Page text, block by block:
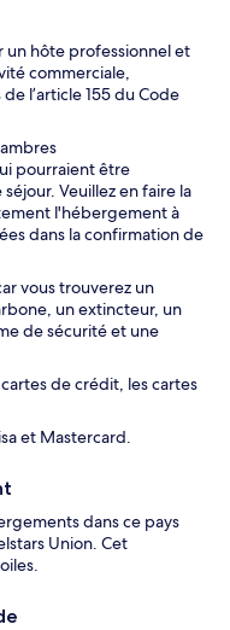
hôte professionnel et
commerciale,
l’article 155 du Code
pourraient être
Veuillez en faire la
l'hébergement à
dans la confirmation de
vous trouverez un
un extincteur, un
de sécurité et une
de crédit, les cartes
et Mastercard.
dans ce pays
Union. Cet